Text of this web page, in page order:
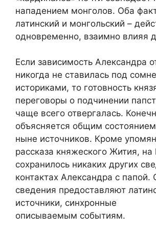
нападением монголов. Оба
латинский и монгольский –
одновременно, взаимно влияя
Если зависимость Александра
никогда не ставилась под
историками, то готовность
переговоры о подчинении
чаще всего отвергалась.
объясняется общим
ныне источников. Кроме
рассказа княжеского Жития, на
сохранилось никаких других
контактах Александра с папой.
сведения предоставляют
источники, синхронные
описываемым событиям.